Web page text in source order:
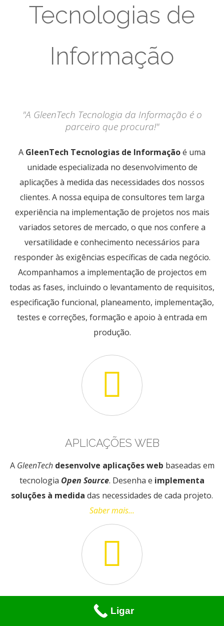
Tecnologias de
Informação
"A GleenTech Tecnologia da Informação é o
parceiro que procura!"
A GleenTech Tecnologias de Informaçãoé uma
unidade especializada no desenvolvimento de
aplicações à medida das necessidades dos nossos
clientes. A nossa equipa de consultores tem larga
experiência na implementação de projetos nos mais
variados setores de mercado, o que nos confere a
versatilidade e conhecimento necessários para
responder às exigências específicas de cada negócio.
Acompanhamos a implementação de projectos em
todas as fases, incluindo o levantamento de requisitos,
especificação funcional, planeamento, implementação,
testes e correções, formação e apoio à entrada em
produção.
APLICAÇÕES WEB
A GleenTech desenvolve aplicações web baseadas em
tecnologia Open Source. Desenha e implementa
soluções à medida das necessidades de cada projeto.
Saber mais...
APLICAÇÕES MOBILE
Ligar